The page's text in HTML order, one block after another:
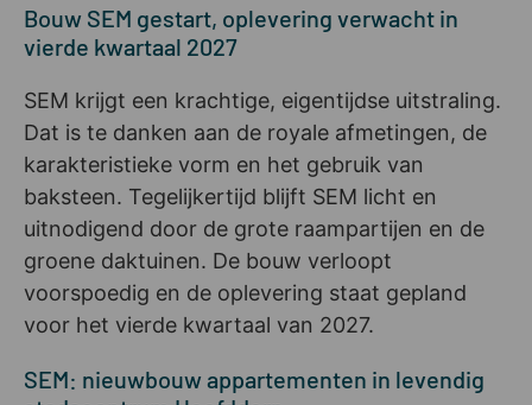
Bouw SEM gestart, oplevering verwacht in
vierde kwartaal 2027
SEM krijgt een krachtige, eigentijdse uitstraling.
Dat is te danken aan de royale afmetingen, de
karakteristieke vorm en het gebruik van
baksteen. Tegelijkertijd blijft SEM licht en
uitnodigend door de grote raampartijen en de
groene daktuinen. De bouw verloopt
voorspoedig en de oplevering staat gepland
voor het vierde kwartaal van 2027.
SEM: nieuwbouw appartementen in levendig